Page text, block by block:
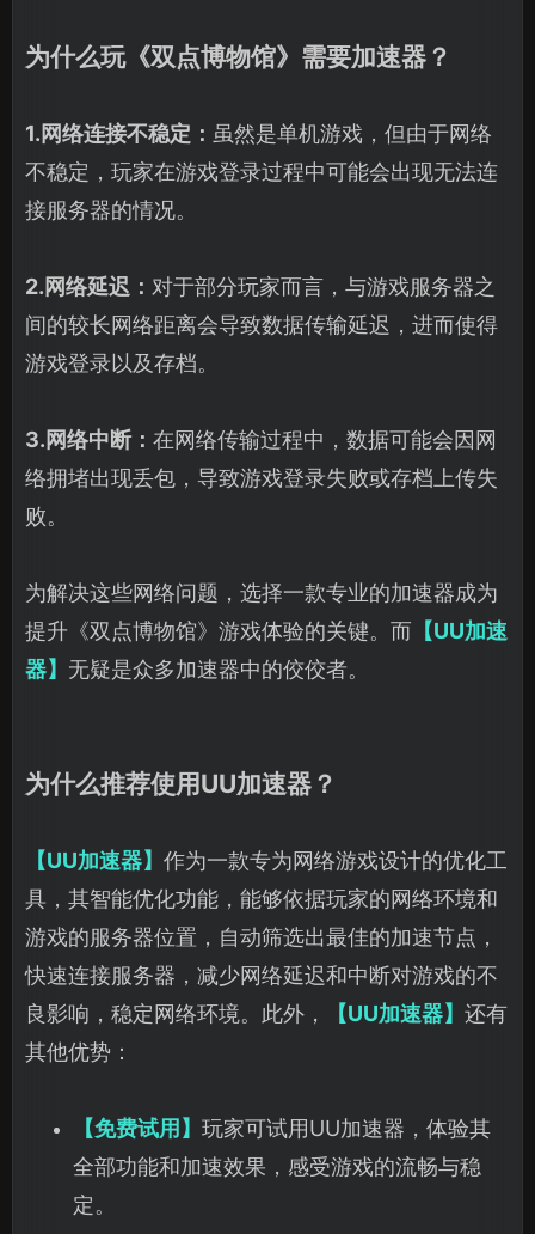
为什么玩《双点博物馆》需要加速器？
1.网络连接不稳定： 虽然是单机游戏，但由于网络
不稳定，玩家在游戏登录过程中可能会出现无法连
接服务器的情况。
2.网络延迟： 对于部分玩家而言，与游戏服务器之
间的较长网络距离会导致数据传输延迟，进而使得
游戏登录以及存档。
3.网络中断： 在网络传输过程中，数据可能会因网
络拥堵出现丢包，导致游戏登录失败或存档上传失
败。
为解决这些网络问题，选择一款专业的加速器成为
提升《双点博物馆》游戏体验的关键。而 【UU加速
器】 无疑是众多加速器中的佼佼者。
为什么推荐使用UU加速器？
【UU加速器】 作为一款专为网络游戏设计的优化工
具，其智能优化功能，能够依据玩家的网络环境和
游戏的服务器位置，自动筛选出最佳的加速节点，
快速连接服务器，减少网络延迟和中断对游戏的不
良影响，稳定网络环境。此外，
【UU加速器】 还有
其他优势：
【免费试用】 玩家可试用UU加速器，体验其
全部功能和加速效果，感受游戏的流畅与稳
定。